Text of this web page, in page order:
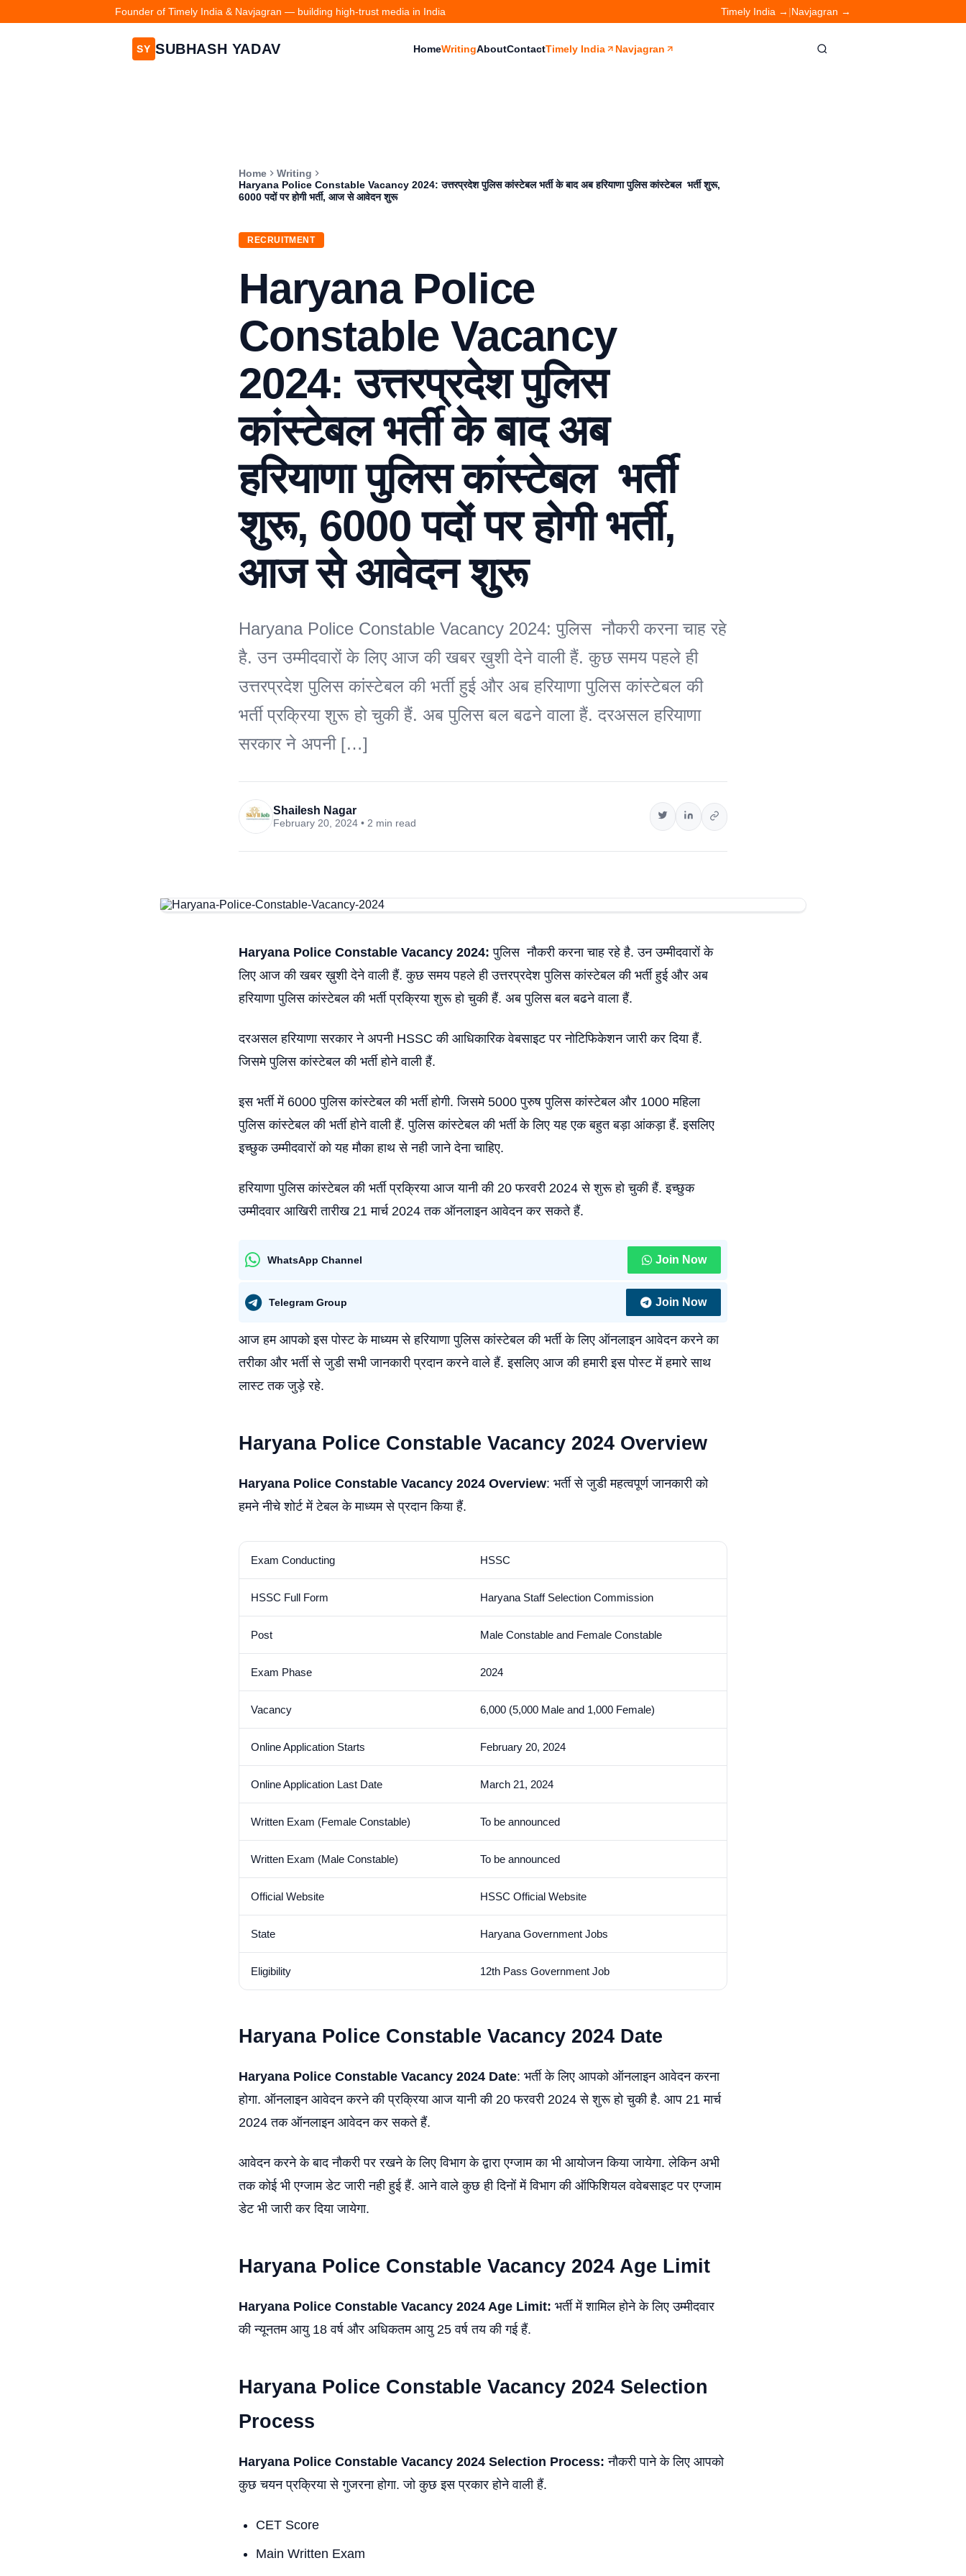
Founder of Timely India & Navjagran — building high-trust media in India Timely India → |Navjagran →
SY SUBHASH YADAV HomeWritingAboutContactTimely India Navjagran
Home
Writing
Haryana Police Constable Vacancy 2024: उत्तरप्रदेश पुलिस कांस्टेबल भर्ती के बाद अब हरियाणा पुलिस कांस्टेबल भर्ती शुरू,
6000 पदों पर होगी भर्ती, आज से आवेदन शुरू
RECRUITMENT
Haryana Police
Constable Vacancy
2024: उत्तरप्रदेश पुलिस
कांस्टेबल भर्ती के बाद अब
हरियाणा पुलिस कांस्टेबल भर्ती
शुरू, 6000 पदों पर होगी भर्ती,
आज से आवेदन शुरू
Haryana Police Constable Vacancy 2024: पुलिस नौकरी करना चाह रहे
है. उन उम्मीदवारों के लिए आज की खबर ख़ुशी देने वाली हैं. कुछ समय पहले ही
उत्तरप्रदेश पुलिस कांस्टेबल की भर्ती हुई और अब हरियाणा पुलिस कांस्टेबल की
भर्ती प्रक्रिया शुरू हो चुकी हैं. अब पुलिस बल बढने वाला हैं. दरअसल हरियाणा
सरकार ने अपनी […]
Shailesh Nagar
February 20, 2024 • 2 min read
Haryana Police Constable Vacancy 2024: पुलिस नौकरी करना चाह रहे है. उन उम्मीदवारों के
लिए आज की खबर ख़ुशी देने वाली हैं. कुछ समय पहले ही उत्तरप्रदेश पुलिस कांस्टेबल की भर्ती हुई और अब
हरियाणा पुलिस कांस्टेबल की भर्ती प्रक्रिया शुरू हो चुकी हैं. अब पुलिस बल बढने वाला हैं.
दरअसल हरियाणा सरकार ने अपनी HSSC की आधिकारिक वेबसाइट पर नोटिफिकेशन जारी कर दिया हैं.
जिसमे पुलिस कांस्टेबल की भर्ती होने वाली हैं.
इस भर्ती में 6000 पुलिस कांस्टेबल की भर्ती होगी. जिसमे 5000 पुरुष पुलिस कांस्टेबल और 1000 महिला
पुलिस कांस्टेबल की भर्ती होने वाली हैं. पुलिस कांस्टेबल की भर्ती के लिए यह एक बहुत बड़ा आंकड़ा हैं. इसलिए
इच्छुक उम्मीदवारों को यह मौका हाथ से नही जाने देना चाहिए.
हरियाणा पुलिस कांस्टेबल की भर्ती प्रक्रिया आज यानी की 20 फरवरी 2024 से शुरू हो चुकी हैं. इच्छुक
उम्मीदवार आखिरी तारीख 21 मार्च 2024 तक ऑनलाइन आवेदन कर सकते हैं.
WhatsApp Channel Join Now
Telegram Group Join Now
आज हम आपको इस पोस्ट के माध्यम से हरियाणा पुलिस कांस्टेबल की भर्ती के लिए ऑनलाइन आवेदन करने का
तरीका और भर्ती से जुडी सभी जानकारी प्रदान करने वाले हैं. इसलिए आज की हमारी इस पोस्ट में हमारे साथ
लास्ट तक जुड़े रहे.
Haryana Police Constable Vacancy 2024 Overview
Haryana Police Constable Vacancy 2024 Overview: भर्ती से जुडी महत्वपूर्ण जानकारी को
हमने नीचे शोर्ट में टेबल के माध्यम से प्रदान किया हैं.
Exam Conducting HSSC
HSSC Full Form Haryana Staff Selection Commission
Post Male Constable and Female Constable
Exam Phase 2024
Vacancy 6,000 (5,000 Male and 1,000 Female)
Online Application Starts February 20, 2024
Online Application Last Date March 21, 2024
Written Exam (Female Constable) To be announced
Written Exam (Male Constable) To be announced
Official Website HSSC Official Website
State Haryana Government Jobs
Eligibility 12th Pass Government Job
Haryana Police Constable Vacancy 2024 Date
Haryana Police Constable Vacancy 2024 Date: भर्ती के लिए आपको ऑनलाइन आवेदन करना
होगा. ऑनलाइन आवेदन करने की प्रक्रिया आज यानी की 20 फरवरी 2024 से शुरू हो चुकी है. आप 21 मार्च
2024 तक ऑनलाइन आवेदन कर सकते हैं.
आवेदन करने के बाद नौकरी पर रखने के लिए विभाग के द्वारा एग्जाम का भी आयोजन किया जायेगा. लेकिन अभी
तक कोई भी एग्जाम डेट जारी नही हुई हैं. आने वाले कुछ ही दिनों में विभाग की ऑफिशियल ववेबसाइट पर एग्जाम
डेट भी जारी कर दिया जायेगा.
Haryana Police Constable Vacancy 2024 Age Limit
Haryana Police Constable Vacancy 2024 Age Limit: भर्ती में शामिल होने के लिए उम्मीदवार
की न्यूनतम आयु 18 वर्ष और अधिकतम आयु 25 वर्ष तय की गई हैं.
Haryana Police Constable Vacancy 2024 Selection
Process
Haryana Police Constable Vacancy 2024 Selection Process: नौकरी पाने के लिए आपको
कुछ चयन प्रक्रिया से गुजरना होगा. जो कुछ इस प्रकार होने वाली हैं.
CET Score
Main Written Exam